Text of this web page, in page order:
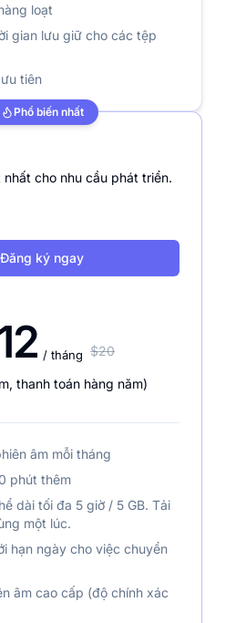
loạt
gian lưu giữ cho các tệp
tiên
Phổ biến nhất
cho nhu cầu phát triển.
Đăng ký ngay
/ tháng $20
, thanh toán hàng năm)
âm mỗi tháng
phút thêm
dài tối đa 5 giờ / 5 GB. Tải
một lúc.
hạn ngày cho việc chuyển
âm cao cấp (độ chính xác